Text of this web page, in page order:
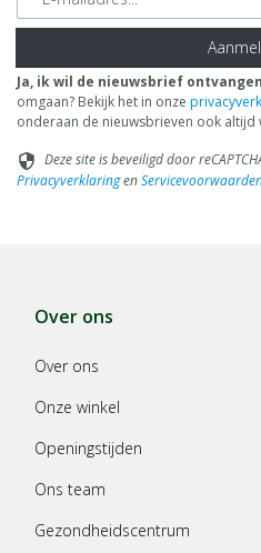
Ja, ik wil de nieuwsbrief
omgaan? Bekijk het in onze
onderaan de nieuwsbrieven ook
security Deze site is beveiligd door
Privacyverklaringen
Over ons
Over ons
Onze winkel
Openingstijden
Ons team
Gezondheidscentrum